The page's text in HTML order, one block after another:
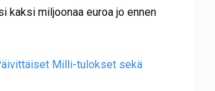
kaksi miljoonaa euroa jo ennen
Milli-tulokset sekä